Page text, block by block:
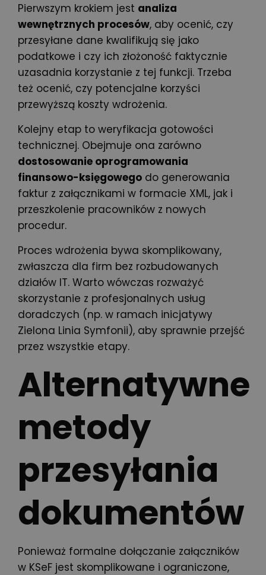
Pierwszym krokiem jest analiza
wewnętrznych procesów, aby ocenić, czy
przesyłane dane kwalifikują się jako
podatkowe i czy ich złożoność faktycznie
uzasadnia korzystanie z tej funkcji. Trzeba
też ocenić, czy potencjalne korzyści
przewyższą koszty wdrożenia.
Kolejny etap to weryfikacja gotowości
technicznej. Obejmuje ona zarówno
dostosowanie oprogramowania
finansowo-księgowego do generowania
faktur z załącznikami w formacie XML, jak i
przeszkolenie pracowników z nowych
procedur.
Proces wdrożenia bywa skomplikowany,
zwłaszcza dla firm bez rozbudowanych
działów IT. Warto wówczas rozważyć
skorzystanie z profesjonalnych usług
doradczych (np. w ramach inicjatywy
Zielona Linia Symfonii), aby sprawnie przejść
przez wszystkie etapy.
Alternatywne
metody
przesyłania
dokumentów
Ponieważ formalne dołączanie załączników
w KSeF jest skomplikowane i ograniczone,